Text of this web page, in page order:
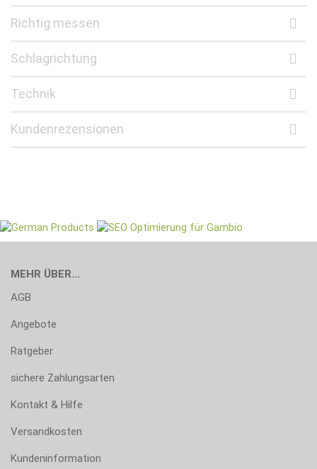
Richtig messen
Schlagrichtung
Technik
Kundenrezensionen
MEHR ÜBER...
AGB
Angebote
Ratgeber
sichere Zahlungsarten
Kontakt & Hilfe
Versandkosten
Kundeninformation